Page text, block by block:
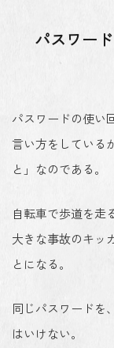
パスワー
パスワードの使い
言い方をしている
と」なのである。
自転車で歩道を走
大きな事故のキッ
とになる。
同じパスワードを
はいけない。